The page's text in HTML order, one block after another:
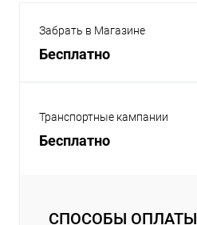
Забрать в Магазине
Бесплатно
Транспортные кампании
Бесплатно
СПОСОБЫ ОПЛАТЫ